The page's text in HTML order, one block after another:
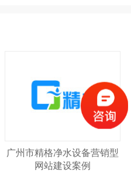
广州市精格净水设备营销型
网站建设案例